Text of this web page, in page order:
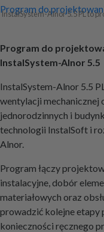
Nawigacja
Program do
InstalSystem-Alnor 5.5 PL to
Program do
InstalSystem-Alnor 5.5
InstalSystem-Alnor 5.5
wentylacji mechanicznej
jednorodzinnych i
technologii InstalSoft i
Alnor.
Program łączy
instalacyjne, dobór
materiałowych oraz
prowadzić kolejne etapy
konieczności ręcznego